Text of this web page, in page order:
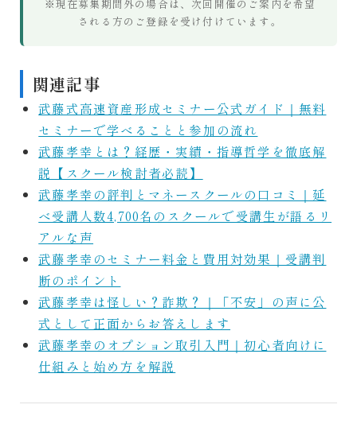
※現在募集期間外の場合は、次回開催のご案内を希望
される方のご登録を受け付けています。
関連記事
武藤式高速資産形成セミナー公式ガイド｜無料
セミナーで学べることと参加の流れ
武藤孝幸とは？経歴・実績・指導哲学を徹底解
説【スクール検討者必読】
武藤孝幸の評判とマネースクールの口コミ｜延
べ受講人数4,700名のスクールで受講生が語るリ
アルな声
武藤孝幸のセミナー料金と費用対効果｜受講判
断のポイント
武藤孝幸は怪しい？詐欺？｜「不安」の声に公
式として正面からお答えします
武藤孝幸のオプション取引入門｜初心者向けに
仕組みと始め方を解説